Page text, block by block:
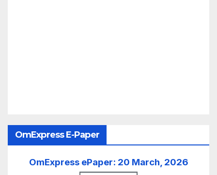
OmExpress E-Paper
OmExpress ePaper: 20 March, 2026